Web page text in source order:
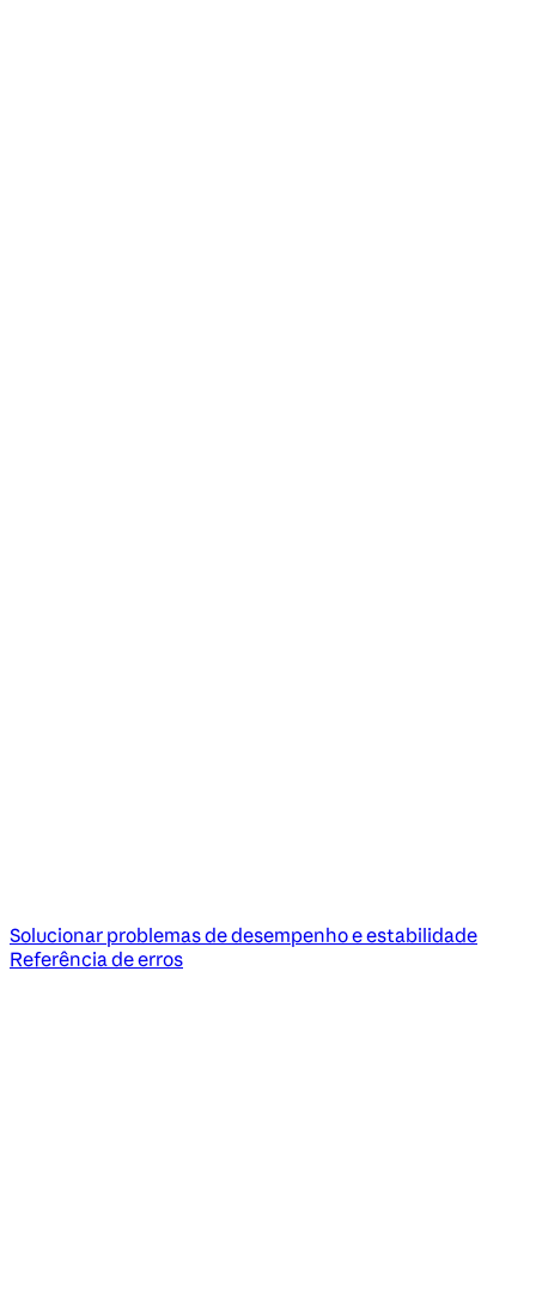
Solucionar problemas de desempenho e estabilidade
Referência de erros